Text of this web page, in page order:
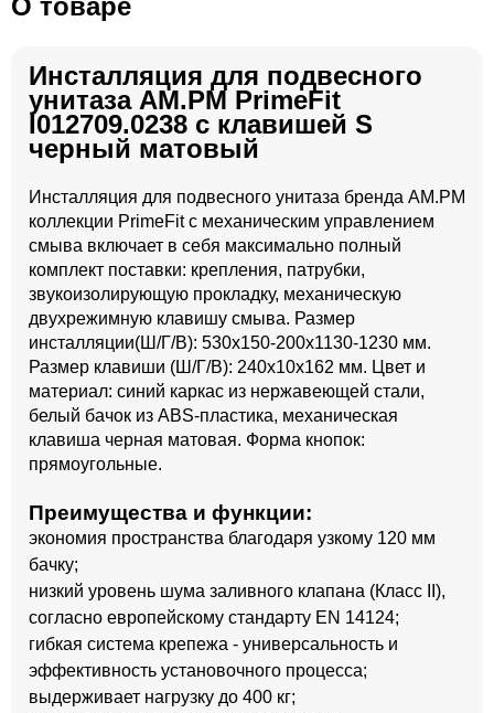
О товаре
Инсталляция для подвесного
унитаза AM.PM PrimeFit
I012709.0238 с клавишей S
черный матовый
Инсталляция для подвесного унитаза бренда AM.PM
коллекции PrimeFit с механическим управлением
смыва включает в себя максимально полный
комплект поставки: крепления, патрубки,
звукоизолирующую прокладку, механическую
двухрежимную клавишу смыва. Размер
инсталляции(Ш/Г/В): 530x150-200x1130-1230 мм.
Размер клавиши (Ш/Г/В): 240x10x162 мм. Цвет и
материал: синий каркас из нержавеющей стали,
белый бачок из ABS-пластика, механическая
клавиша черная матовая. Форма кнопок:
прямоугольные.
Преимущества и функции:
экономия пространства благодаря узкому 120 мм
бачку;
низкий уровень шума заливного клапана (Класс II),
согласно европейскому стандарту EN 14124;
гибкая система крепежа - универсальность и
эффективность установочного процесса;
выдерживает нагрузку до 400 кг;